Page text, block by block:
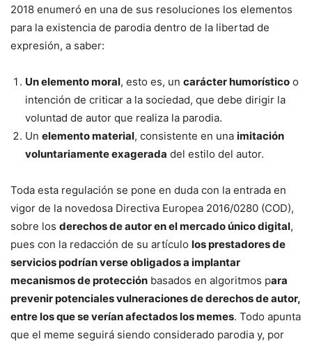
2018 enumeró en una de sus resoluciones los elementos
para la existencia de parodia dentro de la libertad de
expresión, a saber:
Un elemento moral, esto es, un carácter humorístico o
intención de criticar a la sociedad, que debe dirigir la
voluntad de autor que realiza la parodia.
Un elemento material, consistente en una imitación
voluntariamente exagerada del estilo del autor.
Toda esta regulación se pone en duda con la entrada en
vigor de la novedosa Directiva Europea 2016/0280 (COD),
sobre los derechos de autor en el mercado único digital,
pues con la redacción de su artículo los prestadores de
servicios podrían verse obligados a implantar
mecanismos de protección basados en algoritmos para
prevenir potenciales vulneraciones de derechos de autor,
entre los que se verían afectados los memes. Todo apunta
que el meme seguirá siendo considerado parodia y, por